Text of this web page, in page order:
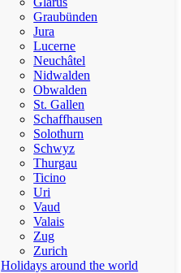
Graubünden
Jura
Lucerne
Neuchâtel
Nidwalden
Obwalden
St. Gallen
Schaffhausen
Solothurn
Schwyz
Thurgau
Ticino
Uri
Vaud
Valais
Zug
Zurich
Holidays around the world